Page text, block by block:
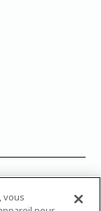
couleurs affichées à
couleurs de
des écrans.
vous